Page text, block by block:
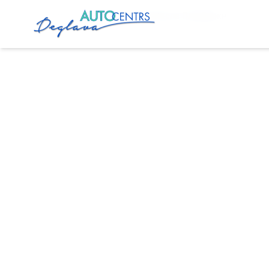
Главная Услуги Замена Масла Плявниеки